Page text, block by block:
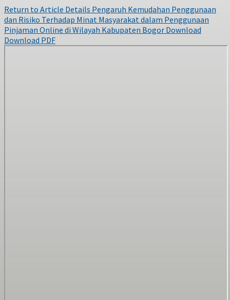
Return to Article Details Pengaruh Kemudahan Penggunaan
dan Risiko Terhadap Minat Masyarakat dalam Penggunaan
Pinjaman Online di Wilayah Kabupaten Bogor Download
Download PDF